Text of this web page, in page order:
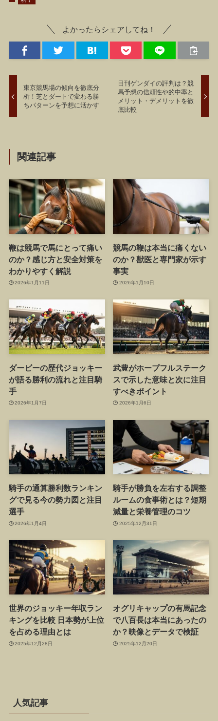
よかったらシェアしてね！
東京競馬場の傾向を徹底分
析！芝とダートで変わる勝
ちパターンを予想に活かす
日刊ゲンダイの評判は？競
馬予想の信頼性や的中率と
メリット・デメリットを徹
底比較
関連記事
鞭は競馬で馬にとって痛い
のか？感じ方と安全対策を
わかりやすく解説
2026年1月11日
競馬の鞭は本当に痛くない
のか？獣医と専門家が示す
事実
2026年1月10日
ダービーの歴代ジョッキー
が語る勝利の流れと注目騎
手
2026年1月7日
武豊がホープフルステーク
スで示した意味と次に注目
すべきポイント
2026年1月6日
騎手の通算勝利数ランキン
グで見る今の勢力図と注目
選手
2026年1月4日
騎手が勝負を左右する調整
ルームの食事術とは？短期
減量と栄養管理のコツ
2025年12月31日
世界のジョッキー年収ラン
キングを比較 日本勢が上位
を占める理由とは
2025年12月28日
オグリキャップの有馬記念
で八百長は本当にあったの
か？映像とデータで検証
2025年12月20日
人気記事